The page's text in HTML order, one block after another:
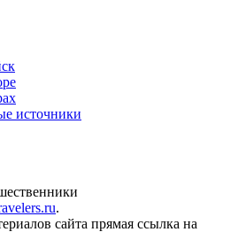
источники
.
сайта прямая ссылка на